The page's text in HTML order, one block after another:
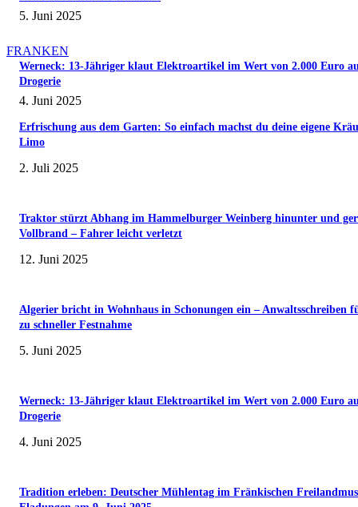
5. Juni 2025
FRANKEN
Werneck: 13-Jähriger klaut Elektroartikel im Wert von 2.000 Euro
Drogerie
4. Juni 2025
Erfrischung aus dem Garten: So einfach machst du deine eigene
Limo
2. Juli 2025
Traktor stürzt Abhang im Hammelburger Weinberg hinunter und
Vollbrand – Fahrer leicht verletzt
12. Juni 2025
Algerier bricht in Wohnhaus in Schonungen ein – Anwaltsschreiben
zu schneller Festnahme
5. Juni 2025
Werneck: 13-Jähriger klaut Elektroartikel im Wert von 2.000 Euro
Drogerie
4. Juni 2025
Tradition erleben: Deutscher Mühlentag im Fränkischen